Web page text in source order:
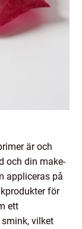
är och
och din make-
appliceras på
för
ett
vilket